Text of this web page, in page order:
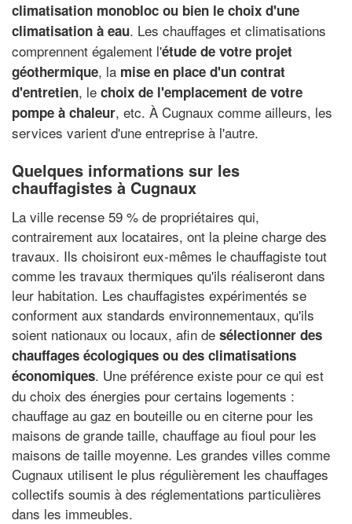
climatisation monobloc ou bien le choix d'une
climatisation à eau. Les chauffages et climatisations
comprennent également l'étude de votre projet
géothermique, la mise en place d'un contrat
d'entretien, le choix de l'emplacement de votre
pompe à chaleur, etc. À Cugnaux comme ailleurs, les
services varient d'une entreprise à l'autre.
Quelques informations sur les
chauffagistes à Cugnaux
La ville recense 59 % de propriétaires qui,
contrairement aux locataires, ont la pleine charge des
travaux. Ils choisiront eux-mêmes le chauffagiste tout
comme les travaux thermiques qu'ils réaliseront dans
leur habitation. Les chauffagistes expérimentés se
conforment aux standards environnementaux, qu'ils
soient nationaux ou locaux, afin de sélectionner des
chauffages écologiques ou des climatisations
économiques. Une préférence existe pour ce qui est
du choix des énergies pour certains logements :
chauffage au gaz en bouteille ou en citerne pour les
maisons de grande taille, chauffage au fioul pour les
maisons de taille moyenne. Les grandes villes comme
Cugnaux utilisent le plus régulièrement les chauffages
collectifs soumis à des réglementations particulières
dans les immeubles.